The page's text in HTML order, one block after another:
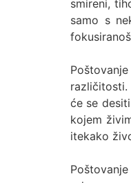
smireni,
samo s
različitosti.
će se
kojem
itekako